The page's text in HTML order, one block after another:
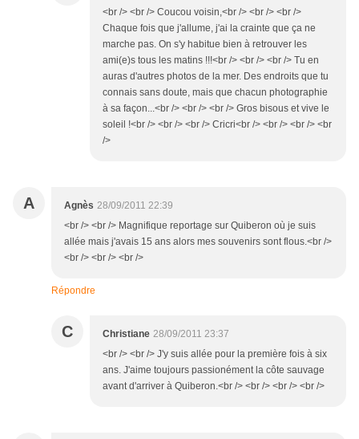
<br /> <br /> Coucou voisin,<br /> <br /> <br />
Chaque fois que j'allume, j'ai la crainte que ça ne
marche pas. On s'y habitue bien à retrouver les
ami(e)s tous les matins !!!<br /> <br /> <br /> Tu en
auras d'autres photos de la mer. Des endroits que tu
connais sans doute, mais que chacun photographie
à sa façon...<br /> <br /> <br /> Gros bisous et vive le
soleil !<br /> <br /> <br /> Cricri<br /> <br /> <br /> <br
/>
A Agnès 28/09/2011 22:39
<br /> <br /> Magnifique reportage sur Quiberon où je suis
allée mais j'avais 15 ans alors mes souvenirs sont flous.<br />
<br /> <br /> <br />
Répondre
C Christiane 28/09/2011 23:37
<br /> <br /> J'y suis allée pour la première fois à six
ans. J'aime toujours passionément la côte sauvage
avant d'arriver à Quiberon.<br /> <br /> <br /> <br />